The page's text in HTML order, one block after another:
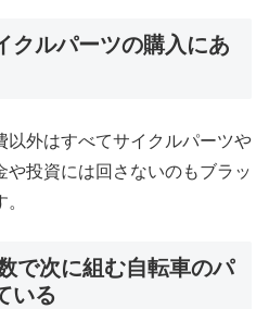
クルパーツの購入にあ
以外はすべてサイクルパーツや
や投資には回さないのもブラッ
で次に組む自転車のパ
いる